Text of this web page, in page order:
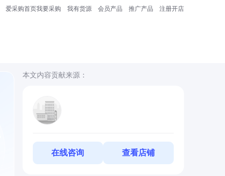
爱采购首页我要采购 我有货源 会员产品 推广产品 注册开店
本文内容贡献来源：
在线咨询 查看店铺